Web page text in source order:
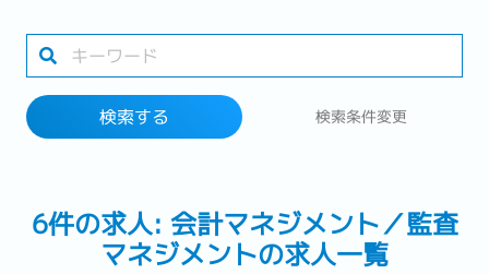
勤務地
検索する 検索条件変更
6件の求人: 会計マネジメント／監査
マネジメントの求人一覧